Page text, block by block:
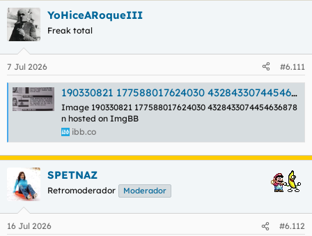
c
c
e
s
:
YoHiceARoqueIII
Freak total
7 Jul 2026 #6.111
190330821 177588017624030 4328433074454636878 n hosted at ImgBB
Image 190330821 177588017624030 4328433074454636878
n hosted on ImgBB
ibb.co
SPETNAZ
Retromoderador Moderador
16 Jul 2026 #6.112